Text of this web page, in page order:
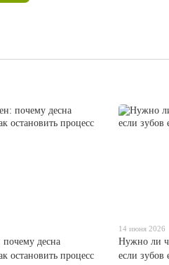
почему десна
остановить процесс
14 июня 2026
Нужно ли
если зубов